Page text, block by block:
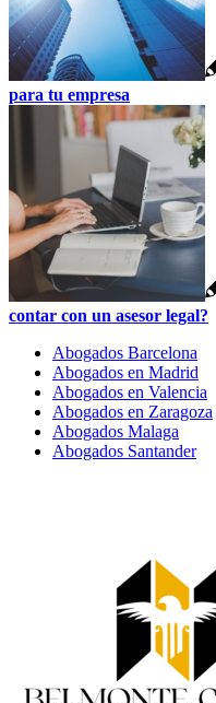
para tu empresa
contar con un asesor legal?
Abogados Barcelona
Abogados en Madrid
Abogados en Valencia
Abogados en Zaragoza
Abogados Malaga
Abogados Santander